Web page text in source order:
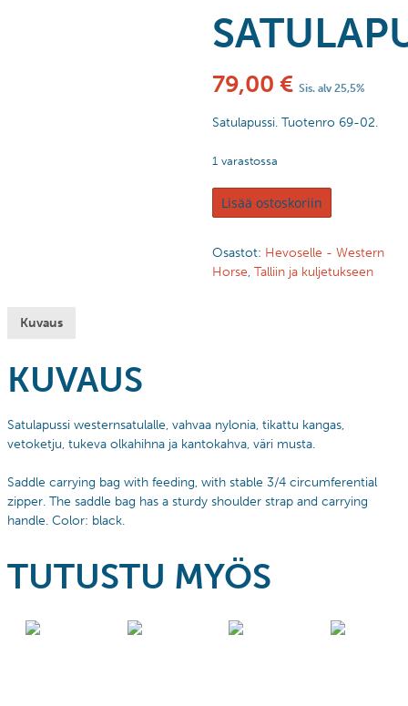
79,00 € Sis. alv 25,5%
Satulapussi. Tuotenro 69-02.
1 varastossa
Lisää ostoskoriin
Osastot: Hevoselle - Western
Horse, Talliin ja kuljetukseen
Kuvaus
KUVAUS
Satulapussi westernsatulalle, vahvaa nylonia, tikattu kangas,
vetoketju, tukeva olkahihna ja kantokahva, väri musta.
Saddle carrying bag with feeding, with stable 3/4 circumferential
zipper. The saddle bag has a sturdy shoulder strap and carrying
handle. Color: black.
TUTUSTU MYÖS